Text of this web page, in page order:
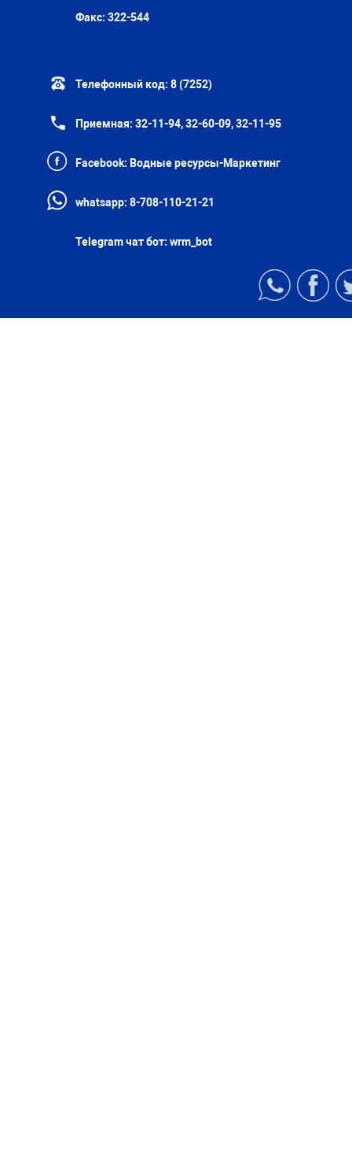
Факс: 322-544
Телефонный код: 8 (7252)
Приемная: 32-11-94, 32-60-09, 32-11-95
Facebook: Водные ресурсы-Маркетинг
whatsapp: 8-708-110-21-21
Telegram чат бот: wrm_bot